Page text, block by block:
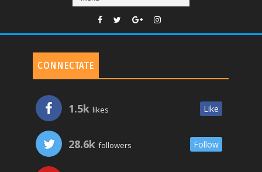
CONNECTATE
1.5k likes Like
28.6k followers Follow